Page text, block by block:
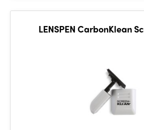
LENSPEN CarbonKlean